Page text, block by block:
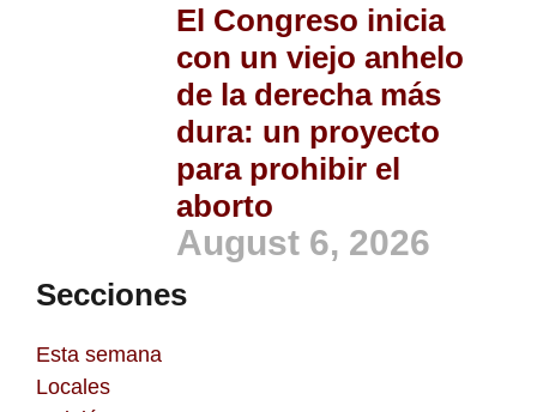
El Congreso inicia
con un viejo anhelo
de la derecha más
dura: un proyecto
para prohibir el
aborto
August 6, 2026
Secciones
Esta semana
Locales